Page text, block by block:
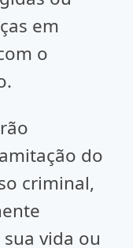
em
o
do
criminal,
vida ou